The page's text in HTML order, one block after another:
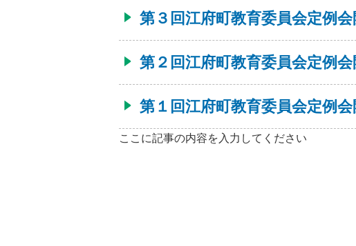
第３回江府町教育委員会定例
第２回江府町教育委員会定例
第１回江府町教育委員会定例
ここに記事の内容を入力してください